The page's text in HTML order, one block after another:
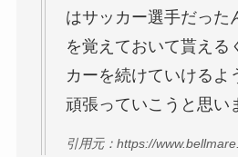
はサッカー選手だった
を覚えておいて貰える
カーを続けていけるよ
頑張っていこうと思い
引用元：https://